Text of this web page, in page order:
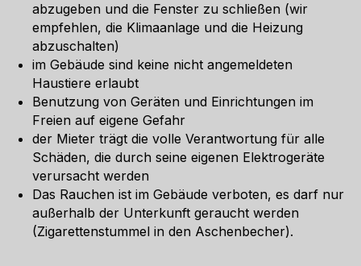
abzugeben und die Fenster zu schließen (wir
empfehlen, die Klimaanlage und die Heizung
abzuschalten)
im Gebäude sind keine nicht angemeldeten
Haustiere erlaubt
Benutzung von Geräten und Einrichtungen im
Freien auf eigene Gefahr
der Mieter trägt die volle Verantwortung für alle
Schäden, die durch seine eigenen Elektrogeräte
verursacht werden
Das Rauchen ist im Gebäude verboten, es darf nur
außerhalb der Unterkunft geraucht werden
(Zigarettenstummel in den Aschenbecher).